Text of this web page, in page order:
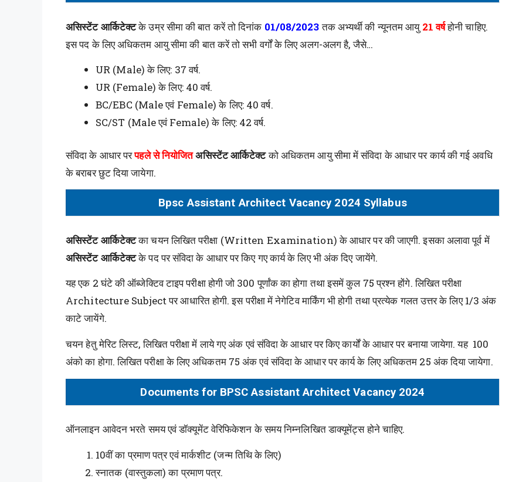
असिस्टेंट आर्किटेक्टके उम्र सीमा की बात करें तो दिनांक 01/08/2023तक अभ्यर्थी की न्यूनतम आयु 21 वर्षहोनी चाहिए.
इस पद के लिए अधिकतम आयु सीमा की बात करें तो सभी वर्गों के लिए अलग-अलग है, जैसे…
UR (Male) के लिए: 37 वर्ष.
UR (Female) के लिए: 40 वर्ष.
BC/EBC (Male एवं Female) के लिए: 40 वर्ष.
SC/ST (Male एवं Female) के लिए: 42 वर्ष.
संविदा के आधार परपहले से नियोजितअसिस्टेंट आर्किटेक्टको अधिकतम आयु सीमा में संविदा के आधार पर कार्य की गई अवधि
के बराबर छुट दिया जायेगा.
Bpsc Assistant Architect Vacancy 2024 Syllabus
असिस्टेंट आर्किटेक्टका चयन लिखित परीक्षा (Written Examination) के आधार पर की जाएगी. इसका अलावा पूर्व में
असिस्टेंट आर्किटेक्टके पद पर संविदा के आधार पर किए गए कार्य के लिए भी अंक दिए जायेंगे.
यह एक 2 घंटे की ऑब्जेक्टिव टाइप परीक्षा होगी जो 300 पूर्णांक का होगा तथा इसमें कुल 75 प्रश्न होंगे. लिखित परीक्षा
Architecture Subject पर आधारित होगी. इस परीक्षा में नेगेटिव मार्किंग भी होगी तथा प्रत्येक गलत उत्तर के लिए 1/3 अंक
काटे जायेंगे.
चयन हेतु मेरिट लिस्ट, लिखित परीक्षा में लाये गए अंक एवं संविदा के आधार पर किए कार्यों के आधार पर बनाया जायेगा. यह 100
अंको का होगा. लिखित परीक्षा के लिए अधिकतम 75 अंक एवं संविदा के आधार पर कार्य के लिए अधिकतम 25 अंक दिया जायेगा.
Documents for BPSC Assistant Architect Vacancy 2024
ऑनलाइन आवेदन भरते समय एवं डॉक्यूमेंट वेरिफिकेशन के समय निम्नलिखित डाक्यूमेंट्स होने चाहिए.
10वीं का प्रमाण पत्र एवं मार्कशीट (जन्म तिथि के लिए)
स्नातक (वास्तुकला) का प्रमाण पत्र.